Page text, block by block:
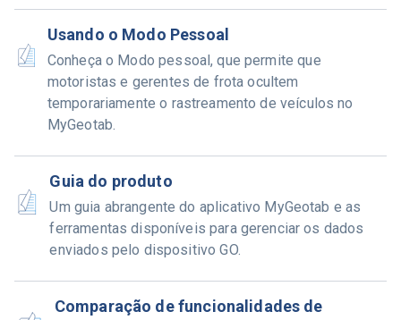
Usando o Modo Pessoal
Conheça o Modo pessoal, que permite que
motoristas e gerentes de frota ocultem
temporariamente o rastreamento de veículos no
MyGeotab.
Guia do produto
Um guia abrangente do aplicativo MyGeotab e as
ferramentas disponíveis para gerenciar os dados
enviados pelo dispositivo GO.
Comparação de funcionalidades de